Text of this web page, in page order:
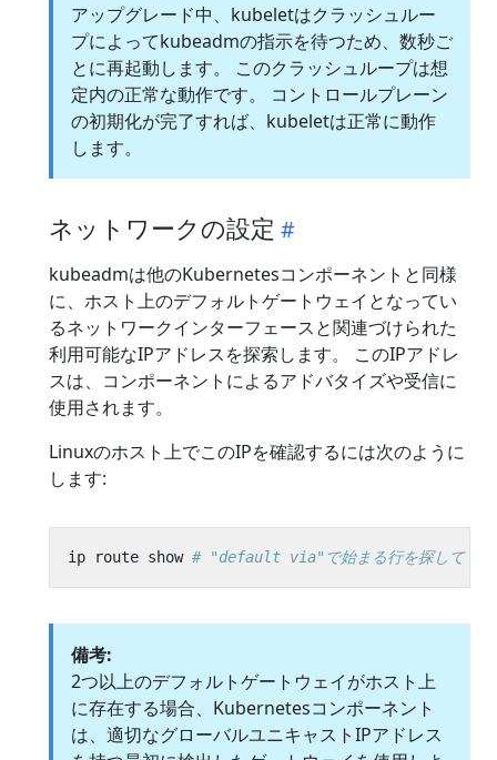
アップグレード中、kubeletはクラッシュルー
プによってkubeadmの指示を待つため、数秒ご
とに再起動します。 このクラッシュループは想
定内の正常な動作です。 コントロールプレーン
の初期化が完了すれば、kubeletは正常に動作
します。
ネットワークの設定
kubeadmは他のKubernetesコンポーネントと同様
に、ホスト上のデフォルトゲートウェイとなってい
るネットワークインターフェースと関連づけられた
利用可能なIPアドレスを探索します。 このIPアドレ
スは、コンポーネントによるアドバタイズや受信に
使用されます。
Linuxのホスト上でこのIPを確認するには次のように
します:
ip route show # "default via"で始まる行を探してくだ
備考:
2つ以上のデフォルトゲートウェイがホスト上
に存在する場合、Kubernetesコンポーネント
は、適切なグローバルユニキャストIPアドレス